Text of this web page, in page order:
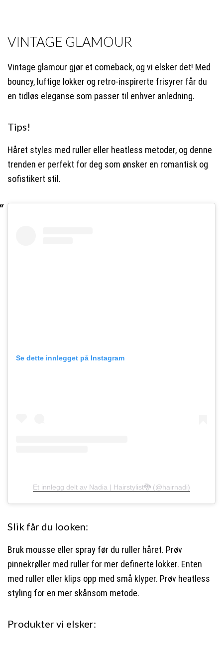
VINTAGE GLAMOUR
Vintage glamour gjør et comeback, og vi elsker det! Med
bouncy, luftige lokker og retro-inspirerte frisyrer får du
en tidløs eleganse som passer til enhver anledning.
Tips!
Håret styles med ruller eller heatless metoder, og denne
trenden er perfekt for deg som ønsker en romantisk og
sofistikert stil.
Se dette innlegget på Instagram
Et innlegg delt av Nadia | Hairstylist🐉 (@hairnadi)
Slik får du looken:
Bruk mousse eller spray før du ruller håret. Prøv
pinnekrøller med ruller for mer definerte lokker. Enten
med ruller eller klips opp med små klyper. Prøv heatless
styling for en mer skånsom metode.
Produkter vi elsker: